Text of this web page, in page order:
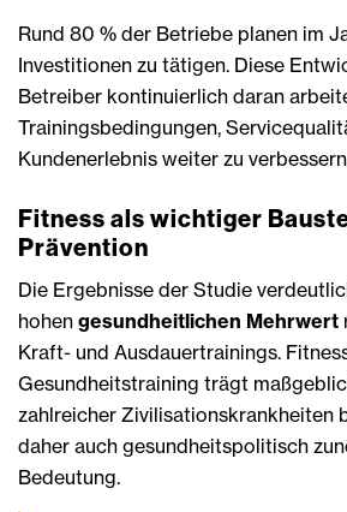
Rund 80 % der Betriebe planen im
Investitionen zu tätigen. Diese
Betreiber kontinuierlich daran
Trainingsbedingungen,
Kundenerlebnis weiter zu
Fitness als wichtiger
Prävention
Die Ergebnisse der Studie
hohen gesundheitlichen Mehrwert
Kraft- und Ausdauertrainings.
Gesundheitstraining trägt
zahlreicher Zivilisationskrankheiten
daher auch gesundheitspolitisch
Bedeutung.